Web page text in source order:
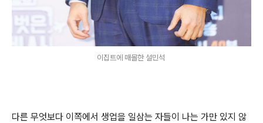
이집트에 매몰한 설민석
다른 무엇보다 이쪽에서 생업을 일삼는 자들이 나는 가만 있지 않